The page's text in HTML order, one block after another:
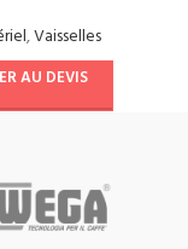
,Vaisselles
AU DEVIS